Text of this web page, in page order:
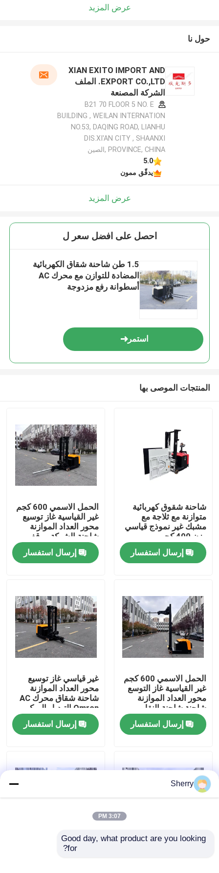
المنتجات
أشرطة فيديو
معلومات عنا
جولة في المعمل
اتصل بنا
مدونة
عرض المزيد
حول نا
XIAN EXITO IMPORT AND
EXPORT CO.,LTD. الملف
الشركة المصنعة
B21 70 FLOOR 5 NO. E
BUILDING , WEILAN INTERNATION
NO.53, DAQING ROAD, LIANHU
DIS.XI'AN CITY , SHAANXI
PROVINCE, CHINA ,الصين
5.0
يدقّق ممون
عرض المزيد
احصل على افضل سعر ل
1.5 طن شاحنة شقاق الكهربائية
المضادة للتوازن مع محرك AC
أسطوانة رفع مزدوجة
استمر
المنتجات الموصى بها
شاحنة شقوق كهربائية
متوازنة مع ثلاجة مع
مشبك غير نموذج قياسي
وزن 400 كجم
إرسال استفسار
الحمل الاسمي 600 كجم
غير القياسية غاز توسيع
محور العداد الموازنة
شاحنة الشوكة موقف
شاحنة نموذج ارتفاع رفع
3000 مم إرسال استفسار
الحمل الاسمي 600 كجم
غير القياسية غاز التوسع
محور العداد الموازنة
شاحنة شاحنة النقل
النموذج
إرسال استفسار
غير قياسي غاز توسيع
محور العداد الموازنة
شاحنة شقاق محرك AC
Omron التبديل الميكرو
الحثي
إرسال استفسار
2 طن سعة محرك التيار
Sherry
3:07 PM
Good day, what product are you looking
for?